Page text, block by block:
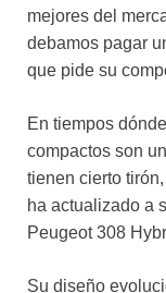
mejores del
debamos pagar
que pide su
En tiempos
compactos son
tienen cierto
ha actualizado a
Peugeot 308
Su diseño